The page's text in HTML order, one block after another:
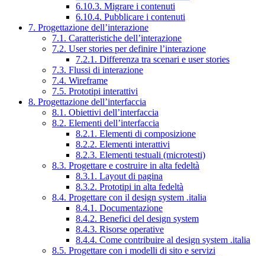
6.10.3. Migrare i contenuti
6.10.4. Pubblicare i contenuti
7. Progettazione dell’interazione
7.1. Caratteristiche dell’interazione
7.2. User stories per definire l’interazione
7.2.1. Differenza tra scenari e user stories
7.3. Flussi di interazione
7.4. Wireframe
7.5. Prototipi interattivi
8. Progettazione dell’interfaccia
8.1. Obiettivi dell’interfaccia
8.2. Elementi dell’interfaccia
8.2.1. Elementi di composizione
8.2.2. Elementi interattivi
8.2.3. Elementi testuali (microtesti)
8.3. Progettare e costruire in alta fedeltà
8.3.1. Layout di pagina
8.3.2. Prototipi in alta fedeltà
8.4. Progettare con il design system .italia
8.4.1. Documentazione
8.4.2. Benefici del design system
8.4.3. Risorse operative
8.4.4. Come contribuire al design system .italia
8.5. Progettare con i modelli di sito e servizi